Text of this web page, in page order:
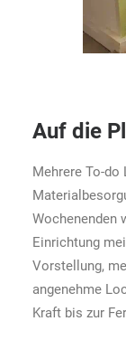
Auf die
Mehrere To-
Wochenenden
Einrichtung
Vorstellung,
angenehme
Kraft bis zur